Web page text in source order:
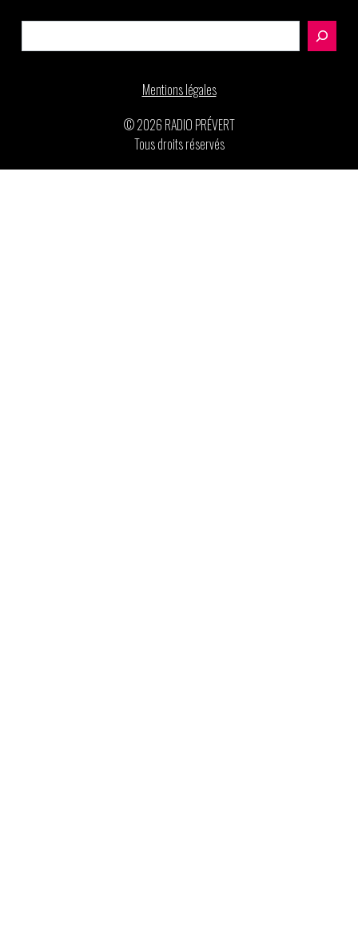
Mentions légales
© 2026 RADIO PRÉVERT
Tous droits réservés